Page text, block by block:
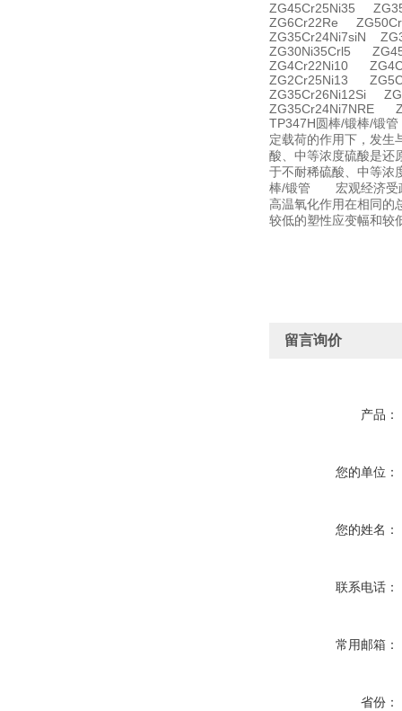
ZG45Cr25Ni35
ZG6Cr22Re
ZG35Cr24Ni7siN
ZG30Ni35Crl5
ZG4Cr22Ni10
ZG2Cr25Ni13
ZG35Cr26Ni12Si
ZG35Cr24Ni7NRE
TP347H圆棒/锻棒/锻
定载荷的作用下，发
酸、中等浓度硫酸是还
于不耐稀硫酸、中等浓
棒/锻管 宏观经济受政
高温氧化作用在相同的
较低的塑性应变幅和较
留言询价
产品：
您的单位：
您的姓名：
联系电话：
常用邮箱：
省份：